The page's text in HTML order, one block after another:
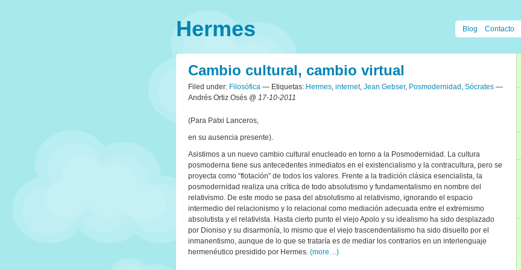
Hermes Blog Contacto
Cambio cultural, cambio virtual
Filed under: Filosófica — Etiquetas: Hermes, internet, Jean Gebser, Posmodernidad , Sócrates —
Andrés Ortiz Osés @ 17-10-2011
(Para Patxi Lanceros,
en su ausencia presente).
Asistimos a un nuevo cambio cultural enucleado en torno a la Posmodernidad. La cultura
posmoderna tiene sus antecedentes inmediatos en el existencialismo y la contracultura, pero se
proyecta como “flotación” de todos los valores. Frente a la tradición clásica esencialista, la
posmodernidad realiza una crítica de todo absolutismo y fundamentalismo en nombre del
relativismo. De este modo se pasa del absolutismo al relativismo, ignorando el espacio
intermedio del relacionismo y lo relacional como mediación adecuada entre el extremismo
absolutista y el relativista. Hasta cierto punto el viejo Apolo y su idealismo ha sido desplazado
por Dioniso y su disarmonía, lo mismo que el viejo trascendentalismo ha sido disuelto por el
inmanentismo, aunque de lo que se trataría es de mediar los contrarios en un interlenguaje
hermenéutico presidido por Hermes. (more…)